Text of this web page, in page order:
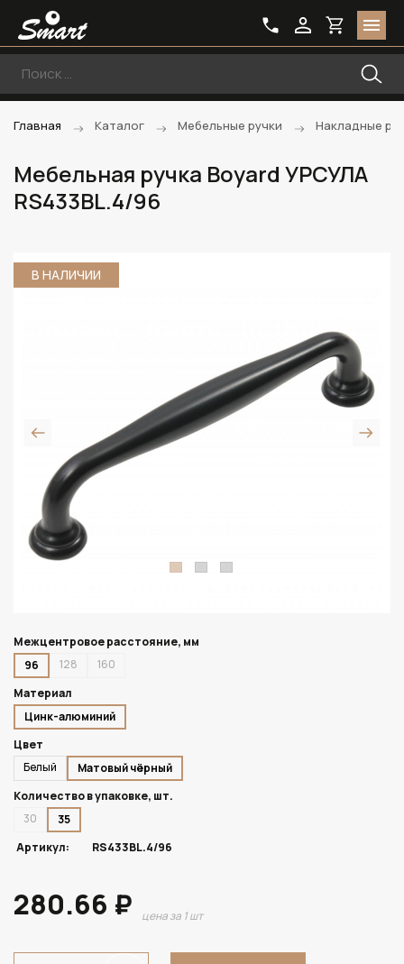
Главная Каталог Мебельные ручки Накладные
Мебельная ручка Boyard УРСУЛА
RS433BL.4/96
В НАЛИЧИИ
Межцентровое расстояние, мм
96
128
160
Материал
Цинк-алюминий
Цвет
Белый
Матовый чёрный
Количество в упаковке, шт.
30
35
Артикул:
RS433BL.4/96
280.66 ₽ цена за 1 шт